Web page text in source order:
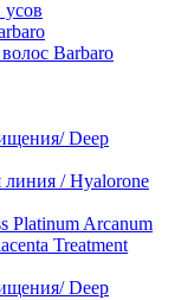
Barbaro
Deep
линия / Hyalorone
Platinum Arcanum
Treatment
Deep